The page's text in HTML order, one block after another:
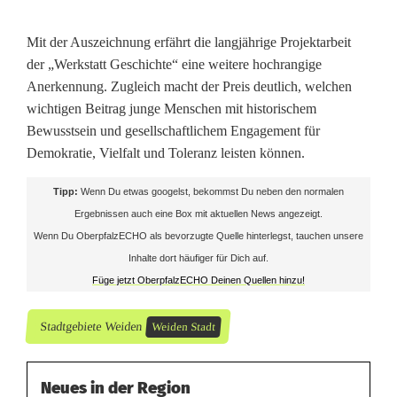
e
r
i
s
h
L
i
Mit der Auszeichnung erfährt die langjährige Projektarbeit
der „Werkstatt Geschichte“ eine weitere hochrangige
Anerkennung. Zugleich macht der Preis deutlich, welchen
wichtigen Beitrag junge Menschen mit historischem
Bewusstsein und gesellschaftlichem Engagement für
Demokratie, Vielfalt und Toleranz leisten können.
Tipp: Wenn Du etwas googelst, bekommst Du neben den normalen
Ergebnissen auch eine Box mit aktuellen News angezeigt.
Wenn Du OberpfalzECHO als bevorzugte Quelle hinterlegst, tauchen unsere
Inhalte dort häufiger für Dich auf.
Füge jetzt OberpfalzECHO Deinen Quellen hinzu!
Stadtgebiete Weiden Weiden Stadt
Neues in der Region